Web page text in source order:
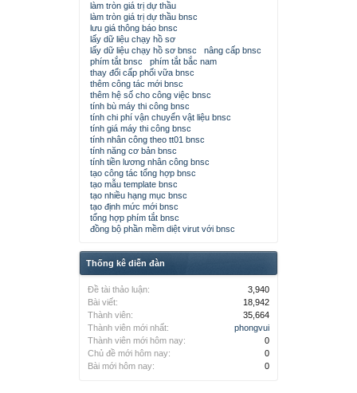
làm tròn giá trị dự thầu
làm tròn giá trị dự thầu bnsc
lưu giá thông báo bnsc
lấy dữ liệu chạy hồ sơ
lấy dữ liệu chạy hồ sơ bnsc
nâng cấp bnsc
phím tắt bnsc
phím tắt bắc nam
thay đổi cấp phối vữa bnsc
thêm công tác mới bnsc
thêm hệ số cho công việc bnsc
tính bù máy thi công bnsc
tính chi phí vận chuyển vật liệu bnsc
tính giá máy thi công bnsc
tính nhân công theo tt01 bnsc
tính năng cơ bản bnsc
tính tiền lương nhân công bnsc
tạo công tác tổng hợp bnsc
tạo mẫu template bnsc
tạo nhiều hạng mục bnsc
tạo định mức mới bnsc
tổng hợp phím tắt bnsc
đồng bộ phần mềm diệt virut với bnsc
Thống kê diễn đàn
Đề tài thảo luận:
3,940
Bài viết:
18,942
Thành viên:
35,664
Thành viên mới nhất:
phongvui
Thành viên mới hôm nay:
0
Chủ đề mới hôm nay:
0
Bài mới hôm nay:
0